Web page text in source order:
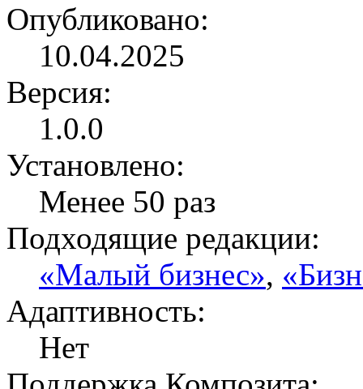
Опубликовано:
10.04.2025
Версия:
1.0.0
Установлено:
Менее 50 раз
Подходящие редакции:
«Малый бизнес»,
Адаптивность:
Нет